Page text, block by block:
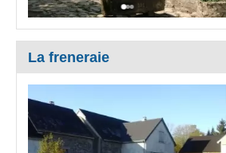
La freneraie